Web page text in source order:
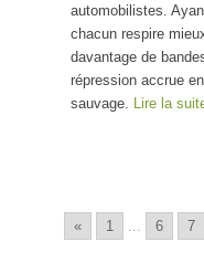
automobilistes.
chacun respire
davantage de
répression accrue
sauvage. Lire la
« 1 ... 6 7